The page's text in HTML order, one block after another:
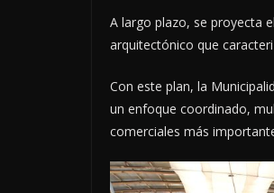
A largo plazo, se proyecta
arquitectónico que
Con este plan, la
un enfoque coordinado,
comerciales más